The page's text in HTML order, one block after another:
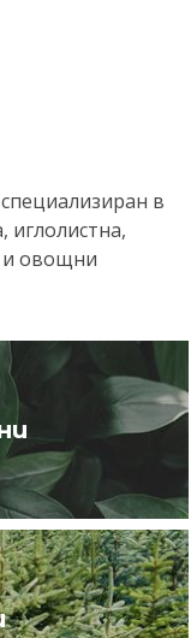
в
иглолистна,
и овощни